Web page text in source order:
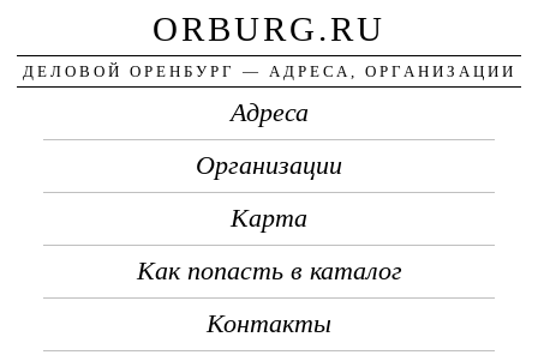
ORBURG.RU
ДЕЛОВОЙ ОРЕНБУРГ — АДРЕСА, ОРГАНИЗАЦИИ
Адреса
Организации
Карта
Как попасть в каталог
Контакты